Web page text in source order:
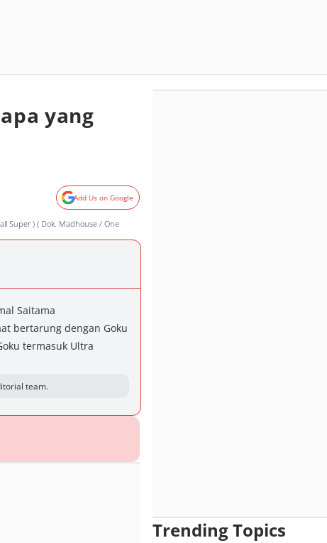
yang
Add Us on Google
Super ) ( Dok. Madhouse / One
Saitama
bertarung dengan Goku
termasuk Ultra
team.
Trending Topics